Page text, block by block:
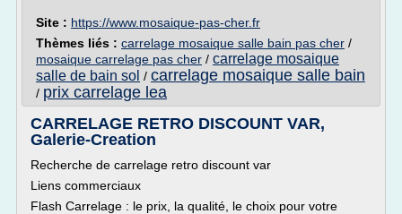
Site : https://www.mosaique-pas-cher.fr
Thèmes liés : carrelage mosaique salle bain pas cher /
mosaique carrelage pas cher / carrelage mosaique
salle de bain sol / carrelage mosaique salle bain
/ prix carrelage lea
CARRELAGE RETRO DISCOUNT VAR,
Galerie-Creation
Recherche de carrelage retro discount var
Liens commerciaux
Flash Carrelage : le prix, la qualité, le choix pour votre